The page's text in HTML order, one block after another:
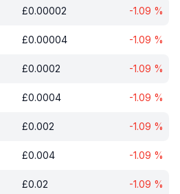
£0.00002 -1.09 %
£0.00004 -1.09 %
£0.0002 -1.09 %
£0.0004 -1.09 %
£0.002 -1.09 %
£0.004 -1.09 %
£0.02 -1.09 %